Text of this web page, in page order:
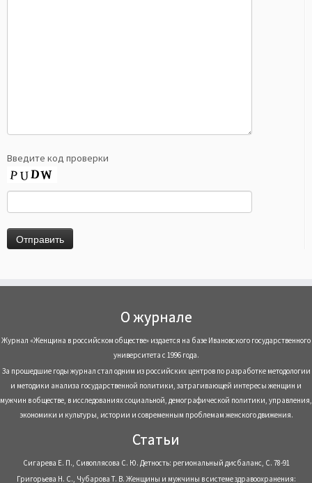
Введите код проверки
О журнале
Журнал «Женщина в российском обществе» издается на базе Ивановского государственного
университета с 1996 года.
За прошедшие годы журнал стал одним из российских центров по разработке методологии
и методики анализа государственной политики, затрагивающей интересы женщин и
мужчин в обществе, в исследованиях социальной, демографической политики, управления,
экономики и культуры, истории и современным проблемам женского движения.
Статьи
Сигарева Е. П., Сивоплясова С. Ю. Детность: региональный дисбаланс, С. 78-91
Григорьева Н. С., Чубарова Т. В. Женщины и мужчины в системе здравоохранения: